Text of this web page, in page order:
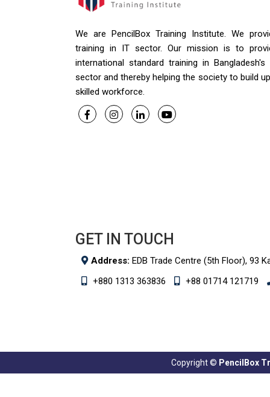
We are PencilBox Training Institute. We
training in IT sector. Our mission is to
international standard training in Bangladesh's
sector and thereby helping the society to build
skilled workforce.
GET IN TOUCH
Address: EDB Trade Centre (5th Floor), 93
+880 1313 363836
+88 01714 121719
Copyright © PencilBox